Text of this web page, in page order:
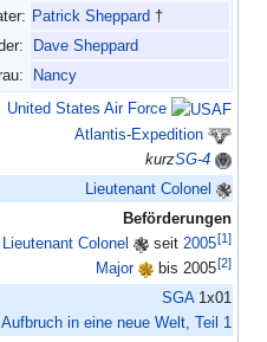
Patrick Sheppard †
Dave Sheppard
Nancy
United States Air Force
Atlantis-Expedition
kurzSG-4
Lieutenant Colonel
Beförderungen
Lieutenant Colonel
seit 2005[1]
Major bis 2005[2]
SGA 1x01
Aufbruch in eine neue Welt, Teil 1